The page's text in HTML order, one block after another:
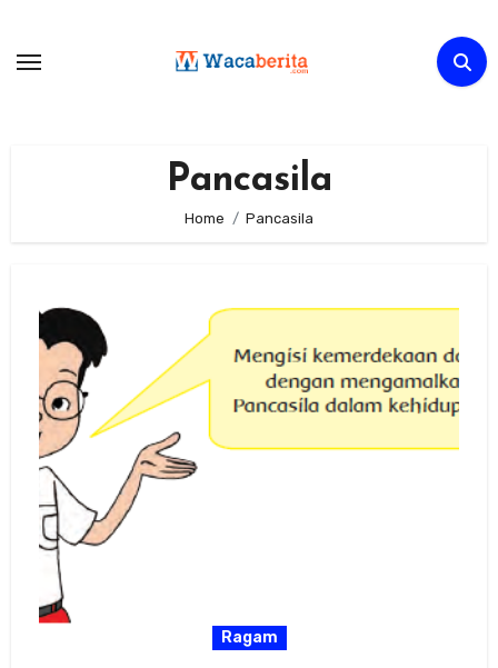
content
Pancasila
Home Pancasila
Ragam